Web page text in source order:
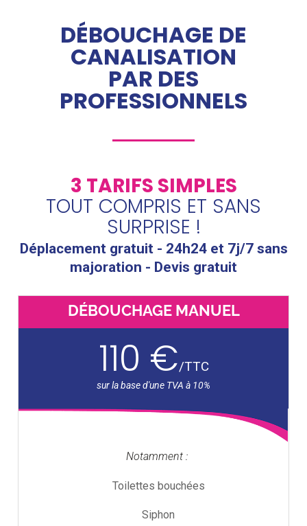
DÉBOUCHAGE DE
CANALISATION
PAR DES
PROFESSIONNELS
3 TARIFS SIMPLES
TOUT COMPRIS ET SANS
SURPRISE !
Déplacement gratuit - 24h24 et 7j/7 sans
majoration - Devis gratuit
DÉBOUCHAGE MANUEL
110 €/TTC
Notamment :
Toilettes bouchées
Siphon